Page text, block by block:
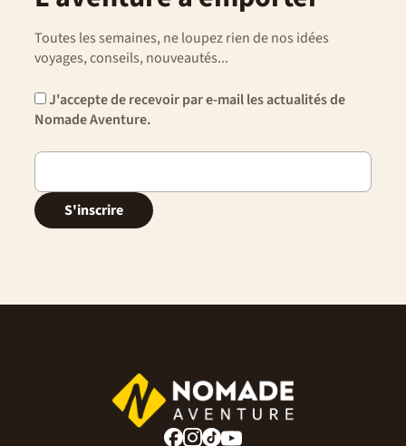
Toutes les semaines, ne loupez rien de nos idées
voyages, conseils, nouveautés...
J'accepte de recevoir par e-mail les actualités de
Nomade Aventure.
S'inscrire